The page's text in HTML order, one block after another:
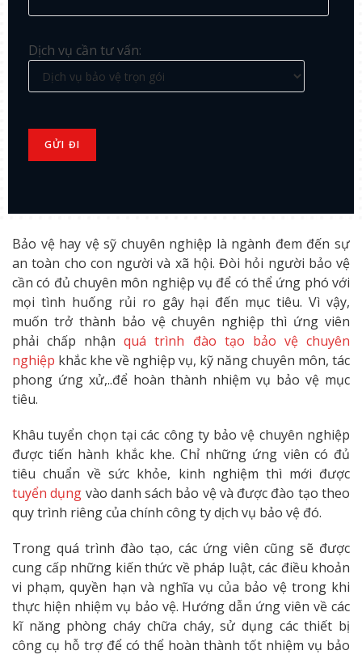
Dịch vụ cần tư vấn:
Bảo vệ hay vệ sỹ chuyên nghiệp là ngành đem đến sự
an toàn cho con người và xã hội. Đòi hỏi người bảo vệ
cần có đủ chuyên môn nghiệp vụ để có thể ứng phó với
mọi tình huống rủi ro gây hại đến mục tiêu. Vì vậy,
muốn trở thành bảo vệ chuyên nghiệp thì ứng viên
phải chấp nhậnquá trình đào tạo bảo vệ chuyên
nghiệp khắc khe về nghiệp vụ, kỹ năng chuyên môn, tác
phong ứng xử,..để hoàn thành nhiệm vụ bảo vệ mục
tiêu.
Khâu tuyển chọn tại các công ty bảo vệ chuyên nghiệp
được tiến hành khắc khe. Chỉ những ứng viên có đủ
tiêu chuẩn về sức khỏe, kinh nghiệm thì mới được
tuyển dụng vào danh sách bảo vệ và được đào tạo theo
quy trình riêng của chính công ty dịch vụ bảo vệ đó.
Trong quá trình đào tạo, các ứng viên cũng sẽ được
cung cấp những kiến thức về pháp luật, các điều khoản
vi phạm, quyền hạn và nghĩa vụ của bảo vệ trong khi
thực hiện nhiệm vụ bảo vệ. Hướng dẫn ứng viên về các
kĩ năng phòng cháy chữa cháy, sử dụng các thiết bị
công cụ hỗ trợ để có thể hoàn thành tốt nhiệm vụ bảo